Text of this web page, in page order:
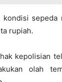
kondisi
rupiah.
kepolisian
olah